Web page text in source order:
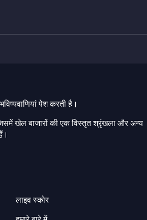
पेश करती है।
खेल बाजारों की एक विस्तृत श्रृंखला और अन्य
लाइव स्कोर